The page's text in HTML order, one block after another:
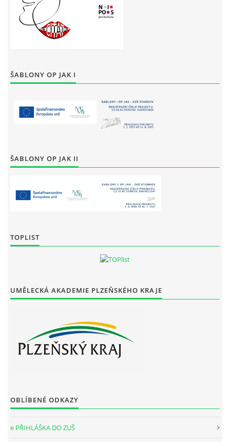
ŠABLONY OP JAK I
ŠABLONY OP JAK II
TOPLIST
UMĚLECKÁ AKADEMIE PLZEŇSKÉHO KRAJE
OBLÍBENÉ ODKAZY
e PŘIHLÁŠKA DO ZUŠ